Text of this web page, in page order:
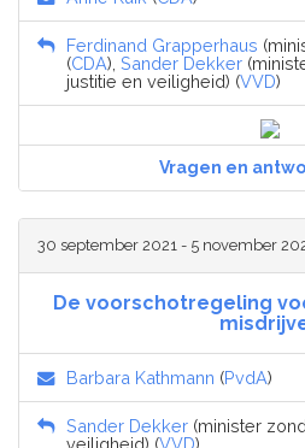
Ferdinand Grapperhaus
(CDA), Sander Dekker
justitie en veiligheid) (VVD)
Vragen en
30 september 2021 - 5 november
De voorschotregeling
Barbara Kathmann (PvdA)
Sander Dekker (minister